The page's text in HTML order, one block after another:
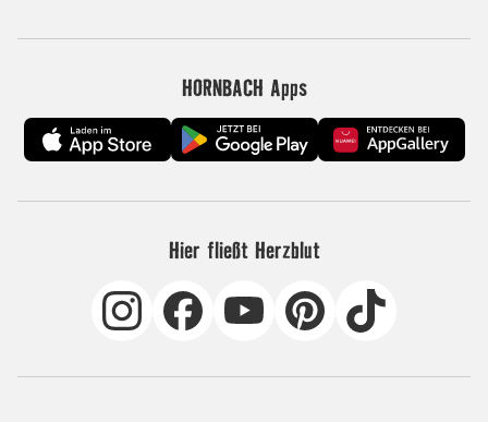
HORNBACH Apps
Hier fließt Herzblut